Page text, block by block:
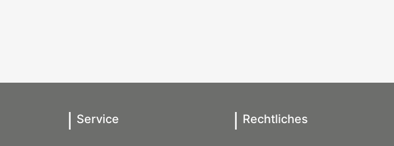
Service Rechtliches